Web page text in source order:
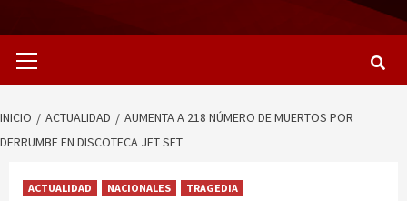
primario
INICIO ACTUALIDAD
AUMENTA A 218 NÚMERO DE MUERTOS POR
DERRUMBE EN DISCOTECA JET SET
ACTUALIDAD NACIONALES TRAGEDIA